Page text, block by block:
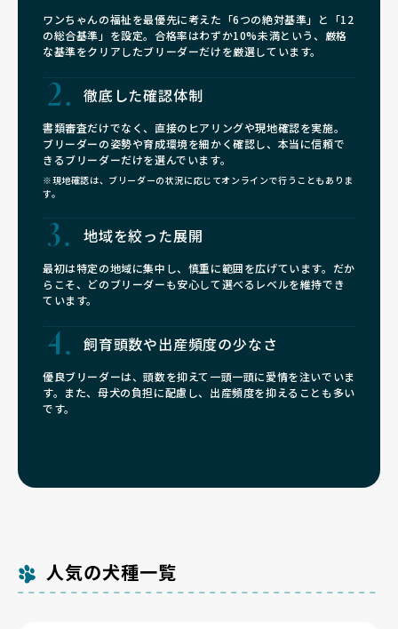
ワンちゃんの福祉を最優先に考えた「6つの絶対基準」と「12
の総合基準」を設定。合格率はわずか10%未満という、厳格
な基準をクリアしたブリーダーだけを厳選しています。
徹底した確認体制
書類審査だけでなく、直接のヒアリングや現地確認を実施。
ブリーダーの姿勢や育成環境を細かく確認し、本当に信頼で
きるブリーダーだけを選んでいます。
※現地確認は、ブリーダーの状況に応じてオンラインで行うこともありま
す。
地域を絞った展開
最初は特定の地域に集中し、慎重に範囲を広げています。だか
らこそ、どのブリーダーも安心して選べるレベルを維持でき
ています。
飼育頭数や出産頻度の少なさ
優良ブリーダーは、頭数を抑えて一頭一頭に愛情を注いでいま
す。また、母犬の負担に配慮し、出産頻度を抑えることも多い
です。
人気の犬種一覧